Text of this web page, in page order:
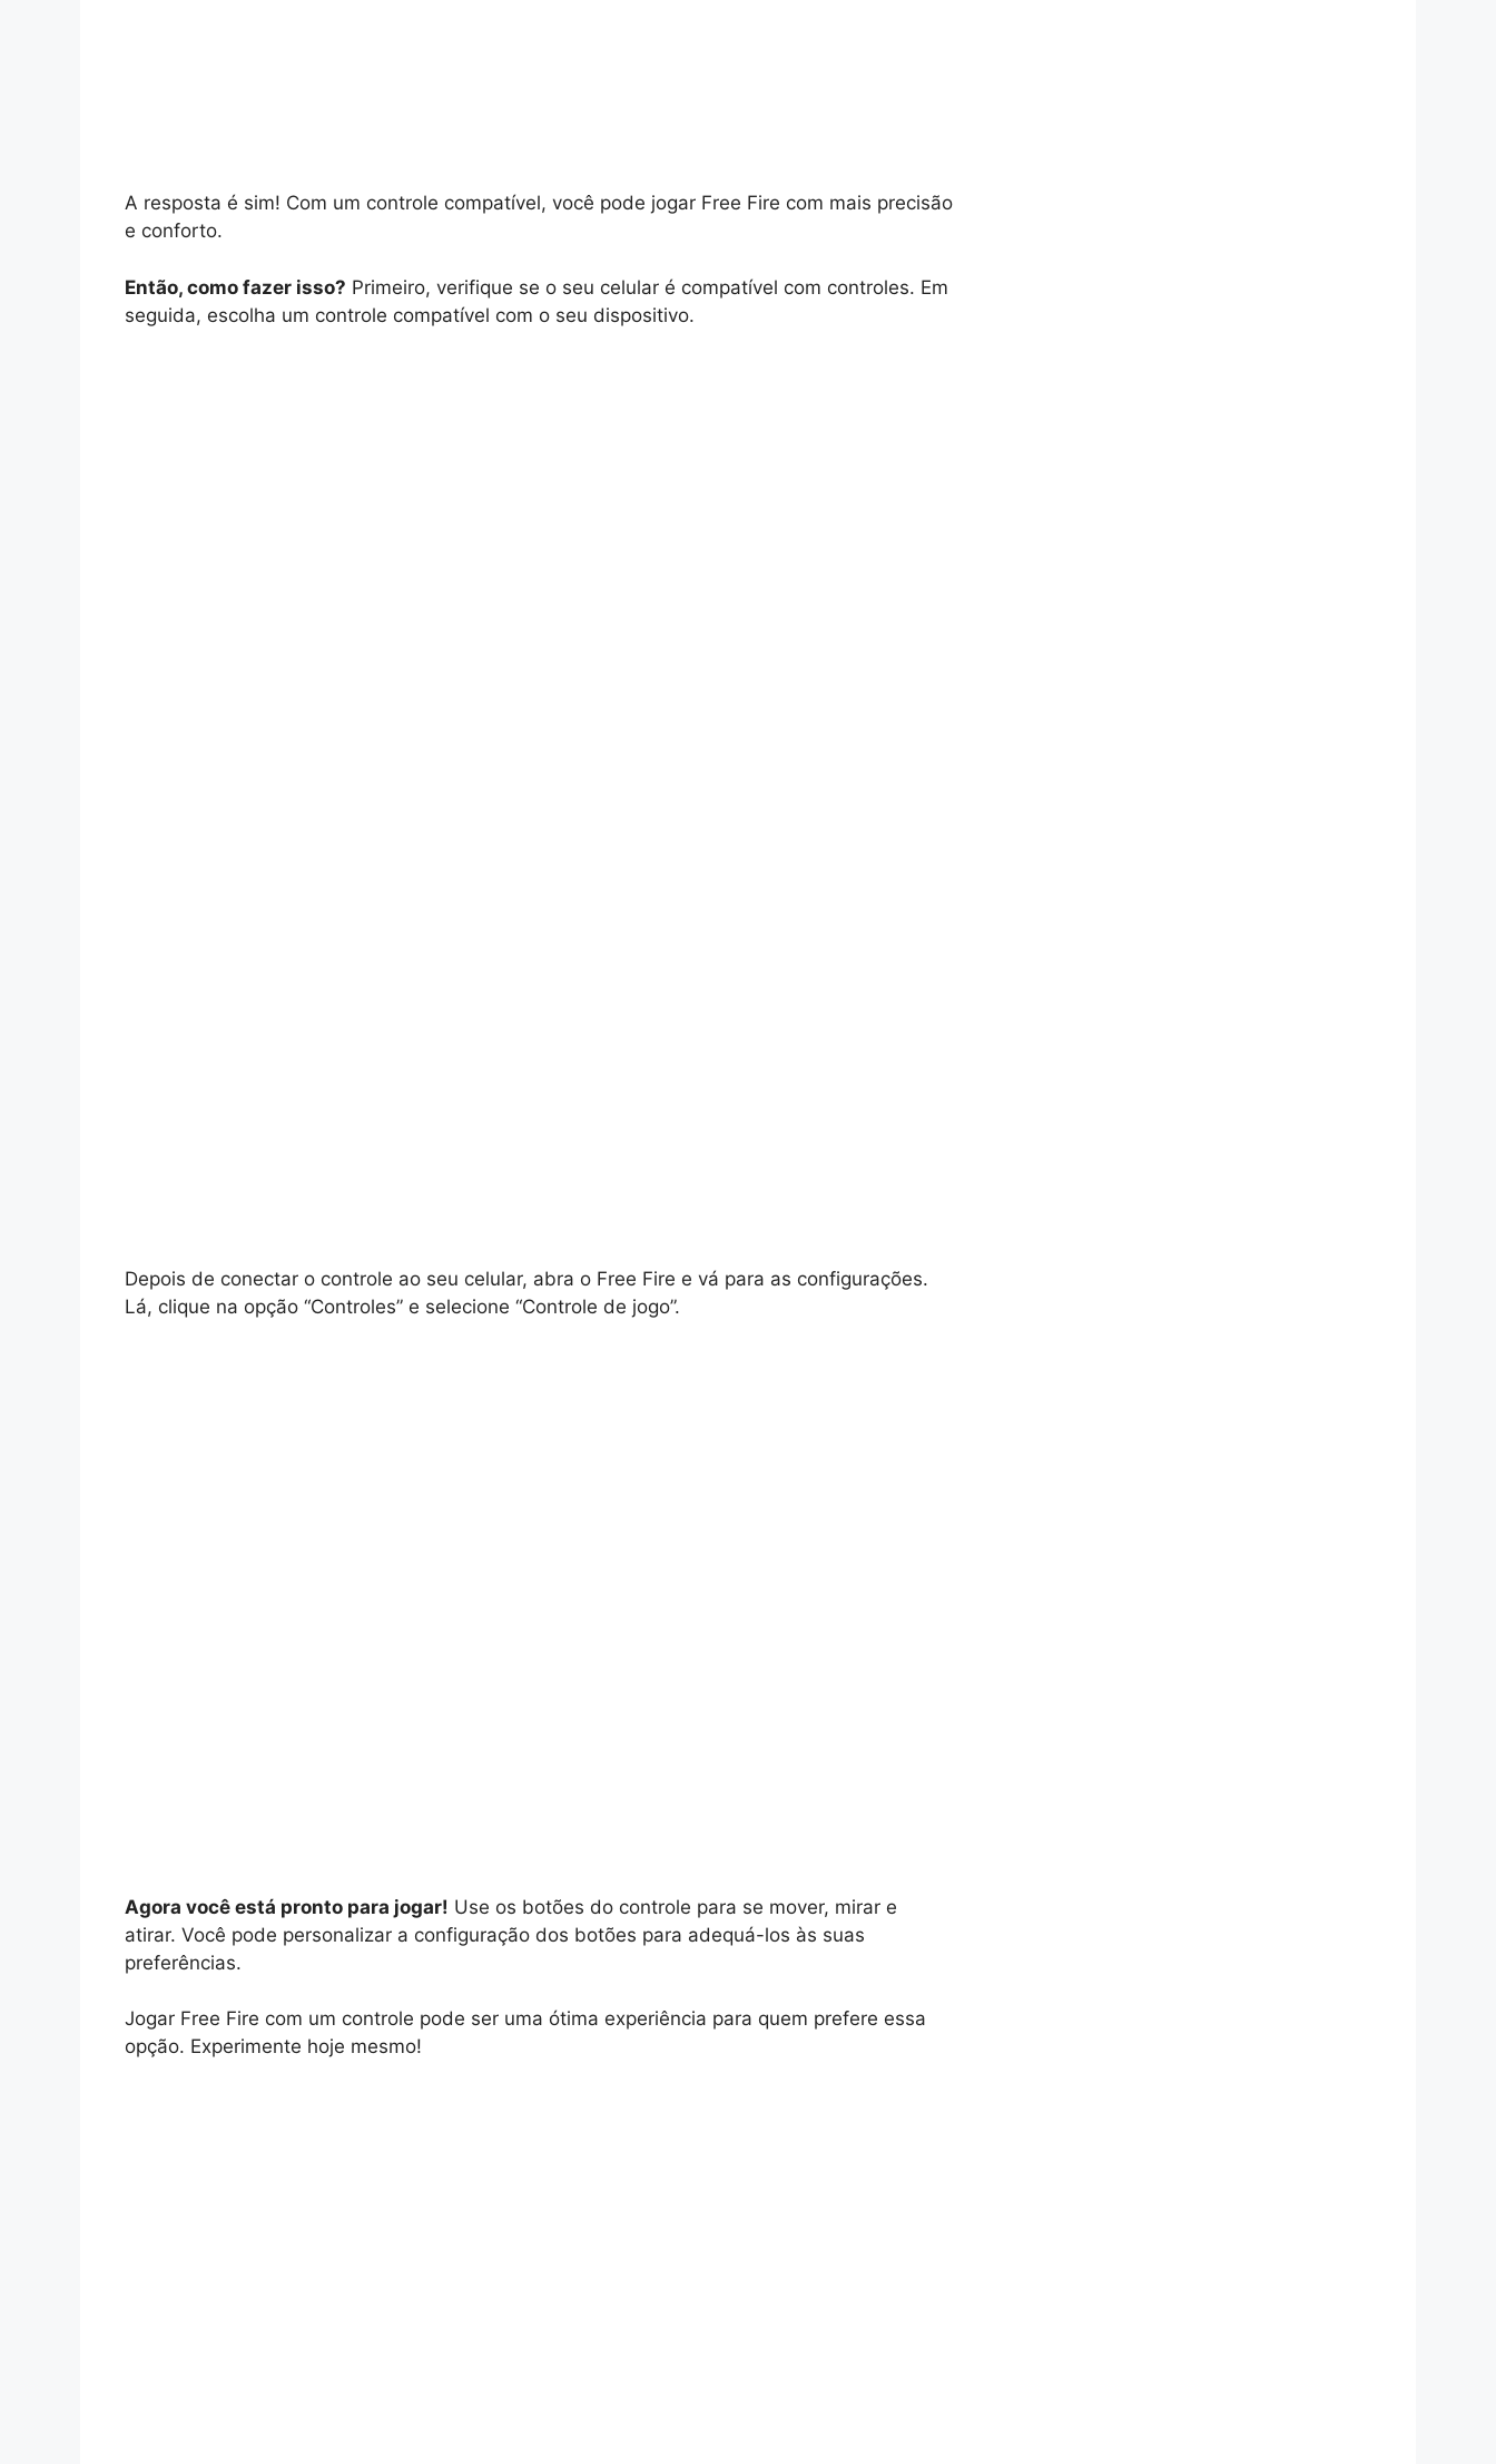
A resposta é sim! Com um controle compatível, você pode jogar Free Fire com mais precisão
e conforto.
Então, como fazer isso? Primeiro, verifique se o seu celular é compatível com controles. Em
seguida, escolha um controle compatível com o seu dispositivo.
Depois de conectar o controle ao seu celular, abra o Free Fire e vá para as configurações.
Lá, clique na opção “Controles” e selecione “Controle de jogo”.
Agora você está pronto para jogar! Use os botões do controle para se mover, mirar e
atirar. Você pode personalizar a configuração dos botões para adequá-los às suas
preferências.
Jogar Free Fire com um controle pode ser uma ótima experiência para quem prefere essa
opção. Experimente hoje mesmo!